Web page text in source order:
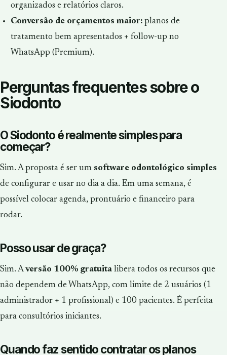
organizados e relatórios claros.
Conversão de orçamentos maior:planos de
tratamento bem apresentados + follow-up no
WhatsApp (Premium).
Perguntas frequentes sobre o
Siodonto
O Siodonto é realmente simples para
começar?
Sim. A proposta é ser um software odontológico simples
de configurar e usar no dia a dia. Em uma semana, é
possível colocar agenda, prontuário e financeiro para
rodar.
Posso usar de graça?
Sim. Aversão 100% gratuita libera todos os recursos que
não dependem de WhatsApp, com limite de 2 usuários (1
administrador + 1 profissional) e 100 pacientes. É perfeita
para consultórios iniciantes.
Quando faz sentido contratar os planos